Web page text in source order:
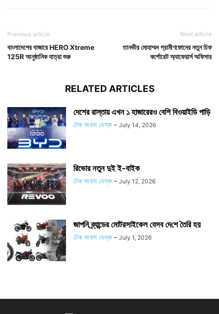
Previous article
বাংলাদেশের বাজারে HERO Xtreme
125R আনুষ্ঠানিক যাত্রা শুরু
Next article
তানভীর মোহাম্মদ গ্রামীণফোনের নতুন চিফ
কর্পোরেট অ্যাফেয়ার্স অফিসার
RELATED ARTICLES
দেশের রাস্তায় এখন ১ হাজারেরও বেশি বিওয়াইডি গাড়ি
টেক সংবাদ ডেস্ক - July 14, 2026
রিভোর নতুন দুই ই-বাইক
টেক সংবাদ ডেস্ক - July 12, 2026
জাপ‌নি ব্র্যান্ডের মোটরসাইকেল যেসব দে‌শে তৈ‌রি হয়
টেক সংবাদ ডেস্ক - July 1, 2026